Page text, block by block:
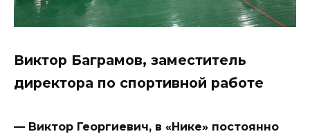
Виктор Баграмов, заместитель
директора по спортивной работе
— Виктор Георгиевич, в «Нике» постоянно